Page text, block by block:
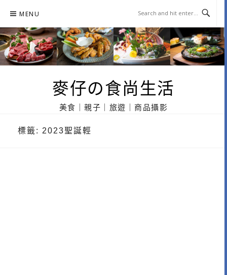
content
MENU
麥仔の食尚生活
美食｜親子｜旅遊｜商品攝影
標籤: 2023聖誕輕